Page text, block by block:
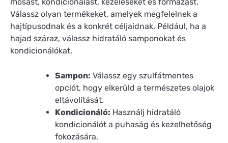
mosást, kondicionálást, kezeléseket és formázást.
Válassz olyan termékeket, amelyek megfelelnek a
hajtípusodnak és a konkrét céljaidnak. Például, ha a
hajad száraz, válassz hidratáló samponokat és
kondicionálókat.
Sampon: Válassz egy szulfátmentes
opciót, hogy elkerüld a természetes olajok
eltávolítását.
Kondicionáló: Használj hidratáló
kondicionálót a puhaság és kezelhetőség
fokozására.